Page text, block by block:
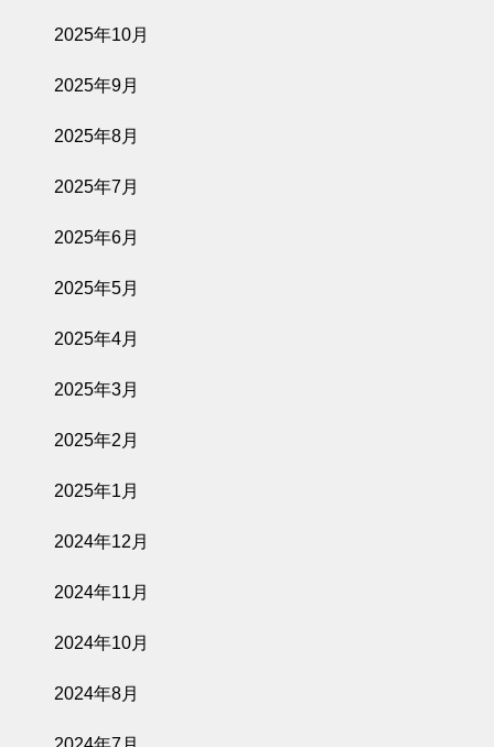
2025年10月
2025年9月
2025年8月
2025年7月
2025年6月
2025年5月
2025年4月
2025年3月
2025年2月
2025年1月
2024年12月
2024年11月
2024年10月
2024年8月